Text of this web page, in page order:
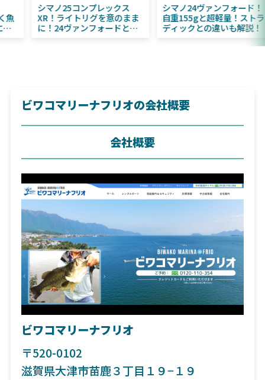
2025年11月発売予定！
DAIWA ふく魚／ちびふく魚
はビッグベイト初心者にお
シマノ25コンプレックス
XR！ライトリグを意のまま
に！24ヴァンフォードとの
ビワコマリーナフリオの会社概要
会社概要
ビワコマリーナフリオ
〒520-0102
滋賀県大津市苗鹿３丁目１９−１９